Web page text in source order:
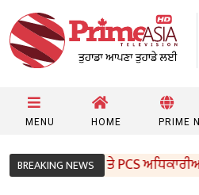
MENU HOME PRIME
BREAKING NEWS
ਵੱਲੋਂ 96 IAS ਤੇ PCS ਅਧਿਕਾਰੀਆਂ